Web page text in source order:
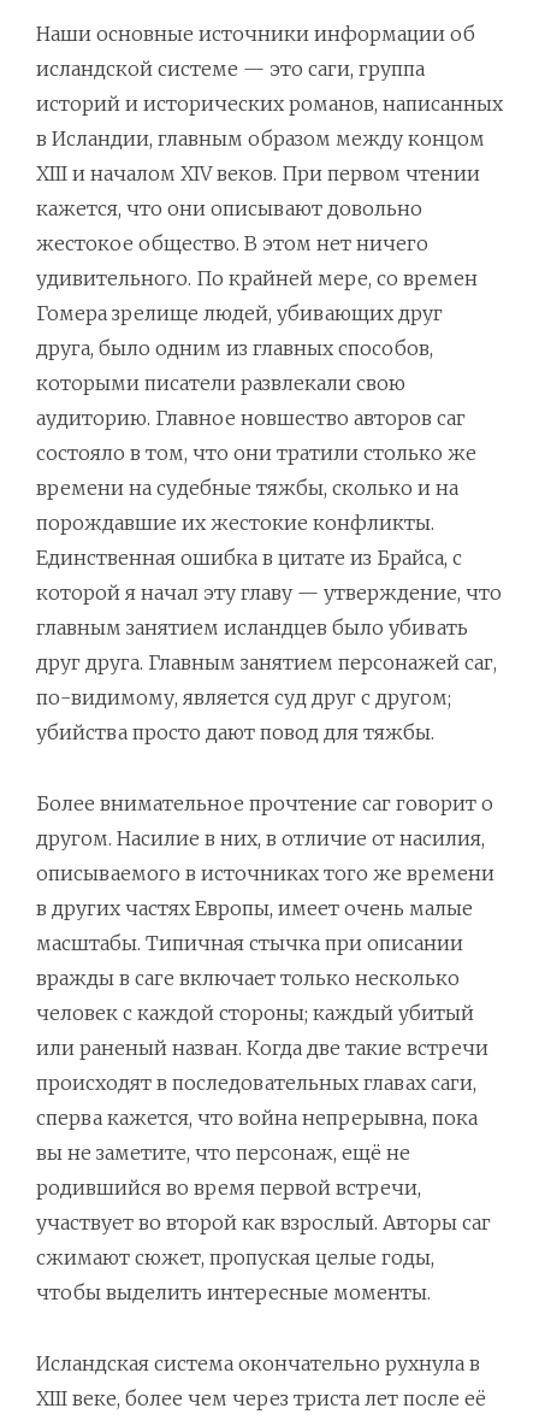
Наши основные источники информации об
исландской системе — это саги, группа
историй и исторических романов, написанных
в Исландии, главным образом между концом
XIII и началом XIV веков. При первом чтении
кажется, что они описывают довольно
жестокое общество. В этом нет ничего
удивительного. По крайней мере, со времен
Гомера зрелище людей, убивающих друг
друга, было одним из главных способов,
которыми писатели развлекали свою
аудиторию. Главное новшество авторов саг
состояло в том, что они тратили столько же
времени на судебные тяжбы, сколько и на
порождавшие их жестокие конфликты.
Единственная ошибка в цитате из Брайса, с
которой я начал эту главу — утверждение, что
главным занятием исландцев было убивать
друг друга. Главным занятием персонажей саг,
по-видимому, является суд друг с другом;
убийства просто дают повод для тяжбы.
Более внимательное прочтение саг говорит о
другом. Насилие в них, в отличие от насилия,
описываемого в источниках того же времени
в других частях Европы, имеет очень малые
масштабы. Типичная стычка при описании
вражды в саге включает только несколько
человек с каждой стороны; каждый убитый
или раненый назван. Когда две такие встречи
происходят в последовательных главах саги,
сперва кажется, что война непрерывна, пока
вы не заметите, что персонаж, ещё не
родившийся во время первой встречи,
участвует во второй как взрослый. Авторы саг
сжимают сюжет, пропуская целые годы,
чтобы выделить интересные моменты.
Исландская система окончательно рухнула в
XIII веке, более чем через триста лет после её